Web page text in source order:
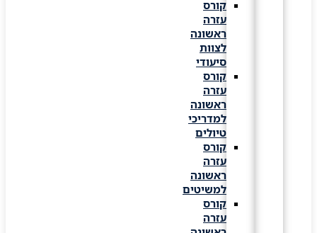
קורס
עזרה
ראשונה
לצוות
סיעודי
קורס
עזרה
ראשונה
למדריכי
טיולים
קורס
עזרה
ראשונה
למשיטים
קורס
עזרה